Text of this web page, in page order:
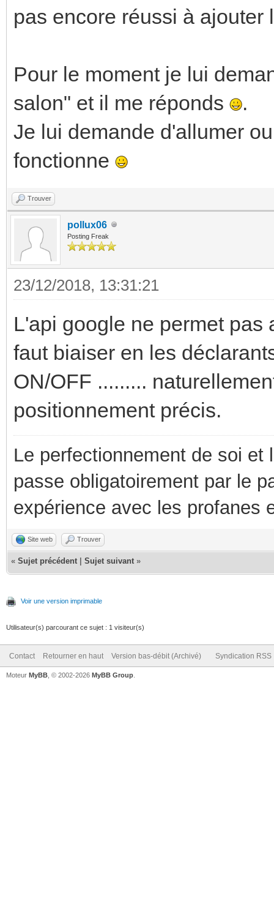
pas encore réussi à ajouter
Pour le moment je lui
salon" et il me réponds
.
Je lui demande d'allumer
fonctionne
Trouver
pollux06
Posting Freak
23/12/2018, 13:31:21
L'api google ne permet pas
faut biaiser en les
ON/OFF .........
positionnement précis.
Le perfectionnement de soi
passe obligatoirement par le
expérience avec les profanes
Site web Trouver
« Sujet précédent Sujet suivant »
Voir une version imprimable
Utilisateur(s) parcourant ce sujet : 1 visiteur(s)
Contact Retourner en haut Version bas-débit (Archivé) Syndication RSS
Moteur MyBB , © 2002-2026 MyBB Group